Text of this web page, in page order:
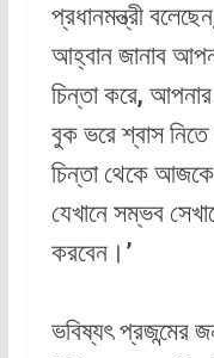
প্রধানমন্ত্রী
আহ্বান জানাব
চিন্তা করে,
বুক ভরে শ্বাস নিতে
চিন্তা থেকে
যেখানে সম্ভব
করবেন।’
ভবিষ্যৎ প্রজন্মের